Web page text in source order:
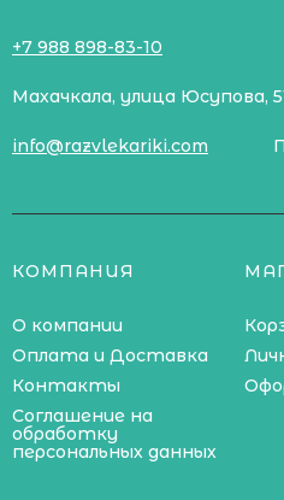
+7 988 898-83-10
Махачкала, улица Юсупова,
info@razvlekariki.com
КОМПАНИЯ
О компании
Оплата и Доставка
Контакты
Соглашение на
обработку
персональных данных